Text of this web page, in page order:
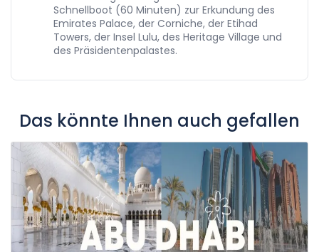
Schnellboot (60 Minuten) zur Erkundung des
Emirates Palace, der Corniche, der Etihad
Towers, der Insel Lulu, des Heritage Village und
des Präsidentenpalastes.
Das könnte Ihnen auch gefallen